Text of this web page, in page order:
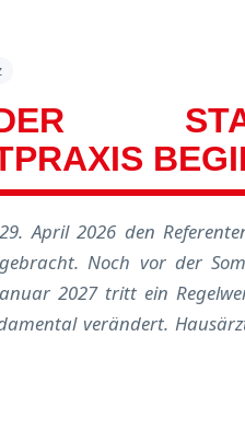
April 2026 den
Noch vor der
2027 tritt ein
verändert.